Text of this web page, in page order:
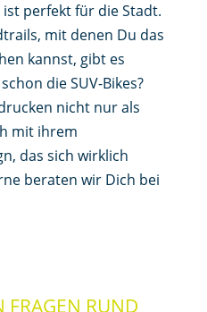
perfekt für die Stadt.
mit denen Du das
kannst, gibt es
die SUV-Bikes?
nicht nur als
mit ihrem
das sich wirklich
beraten wir Dich bei
FRAGEN RUND